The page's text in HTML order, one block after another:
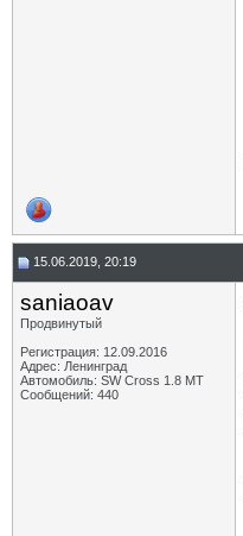
15.06.2019, 20:19
saniaoav
Продвинутый
Регистрация: 12.09.2016
Адрес: Ленинград
Автомобиль: SW Cross 1.8 MT
Сообщений: 440